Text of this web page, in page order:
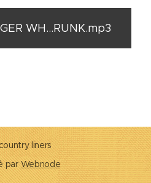
WH...RUNK.mp3
liners
parWebnode